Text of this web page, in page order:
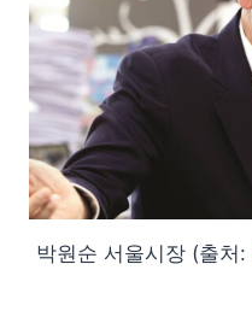
박원순 서울시장 (출처: